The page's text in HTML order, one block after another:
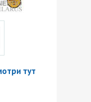
тут